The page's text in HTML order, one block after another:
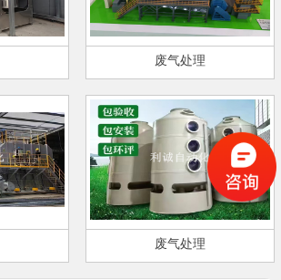
废气处理
废气处理